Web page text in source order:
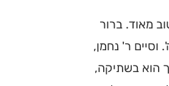
מאוד. ברור
ר' נחמן,
הוא בשתיקה,